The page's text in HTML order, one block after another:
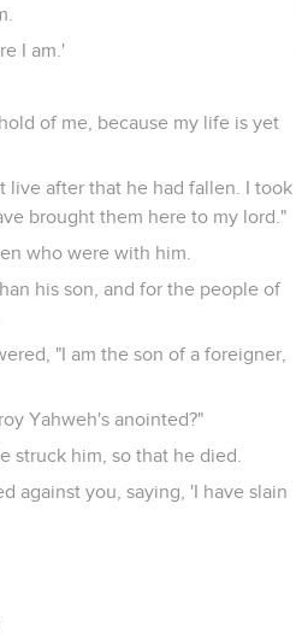
I am.'
of me, because my life is yet
live after that he had fallen. I took
brought them here to my lord."
who were with him.
his son, and for the people of
"I am the son of a foreigner,
Yahweh's anointed?"
struck him, so that he died.
against you, saying, 'I have slain